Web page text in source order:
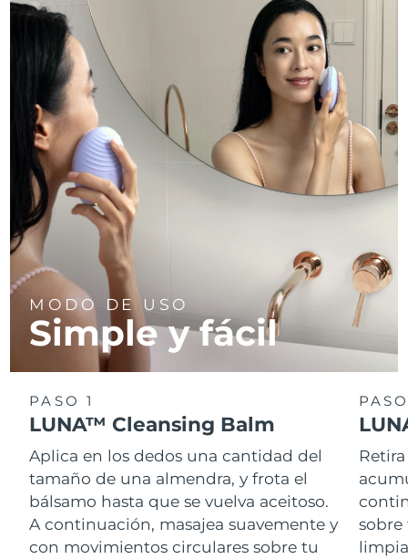
MODO DE USO
Simple y fácil
PASO 1
LUNA™ Cleansing Balm
Aplica en los dedos una cantidad del
tamaño de una almendra, y frota el
bálsamo hasta que se vuelva aceitoso.
A continuación, masajea suavemente y
con movimientos circulares sobre tu
Suiza Entrega prevista
Taiwán Entrega prevista
Tailandia Entrega prevista8/14/26
Turquía Entrega prevista8/11/26
Emiratos Árabes
Unidos
Entrega prevista 8/11/26
Reino Unido
Estados Unidos Entrega prevista 8/11/26
Uzbekistán Entrega prevista 8/15/26
Vietnam Entrega prevista8/16/26